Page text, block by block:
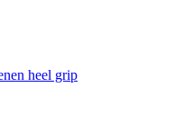
heel grip